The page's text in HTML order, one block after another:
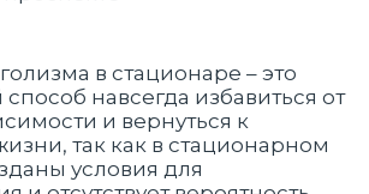
в стационаре – это
навсегда избавиться от
и вернуться к
так как в стационарном
условия для